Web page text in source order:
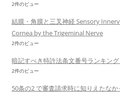
2件のビュー
結膜・角膜と三叉神経 Sensory
Cornea by the Trigeminal Nerve
2件のビュー
暗記すべき特許法条文番号ランキング
2件のビュー
50条の2 で審査請求時に知りえたな